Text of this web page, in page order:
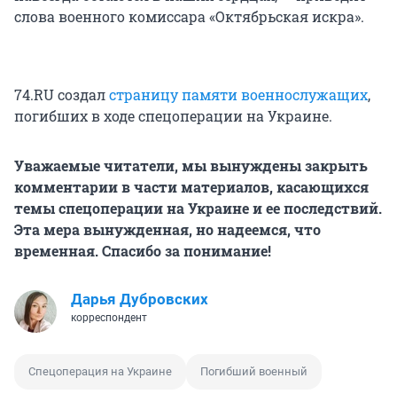
слова военного комиссара «Октябрьская искра».
74.RU создалстраницу памяти военнослужащих,
погибших в ходе спецоперации на Украине.
Уважаемые читатели, мы вынуждены закрыть
комментарии в части материалов, касающихся
темы спецоперации на Украине и ее последствий.
Эта мера вынужденная, но надеемся, что
временная. Спасибо за понимание!
Дарья Дубровских
корреспондент
Спецоперация на Украине Погибший военный